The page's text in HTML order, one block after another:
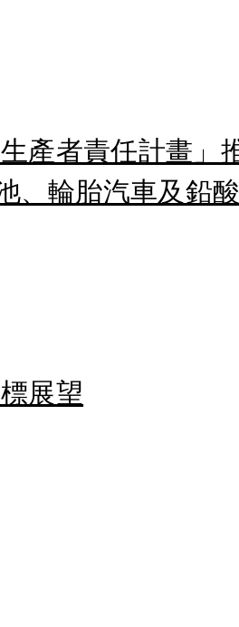
產者責任計畫」
、輪胎汽車及鉛
展望